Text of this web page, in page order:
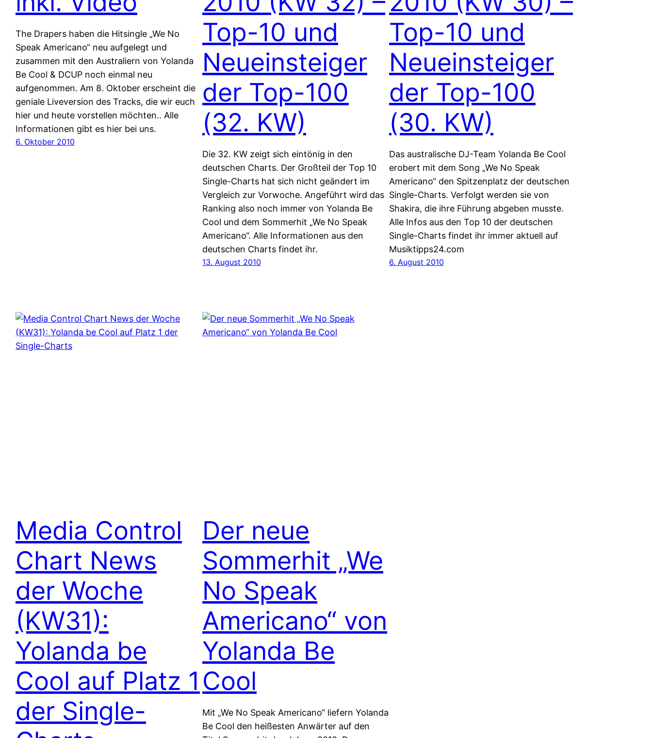
The Drapers haben die Hitsingle „We No
Speak Americano“ neu aufgelegt und
zusammen mit den Australiern von Yolanda
Be Cool & DCUP noch einmal neu
aufgenommen. Am 8. Oktober erscheint die
geniale Liveversion des Tracks, die wir euch
hier und heute vorstellen möchten.. Alle
Informationen gibt es hier bei uns.
6. Oktober 2010
Top-10 und
Neueinsteiger
der Top-100
(32. KW)
Die 32. KW zeigt sich eintönig in den
deutschen Charts. Der Großteil der Top 10
Single-Charts hat sich nicht geändert im
Vergleich zur Vorwoche. Angeführt wird das
Ranking also noch immer von Yolanda Be
Cool und dem Sommerhit „We No Speak
Americano“. Alle Informationen aus den
deutschen Charts findet ihr.
13. August 2010
Top-10 und
Neueinsteiger
der Top-100
(30. KW)
Das australische DJ-Team Yolanda Be Cool
erobert mit dem Song „We No Speak
Americano“ den Spitzenplatz der deutschen
Single-Charts. Verfolgt werden sie von
Shakira, die ihre Führung abgeben musste.
Alle Infos aus den Top 10 der deutschen
Single-Charts findet ihr immer aktuell auf
Musiktipps24.com
6. August 2010
Media Control
Chart News
der Woche
(KW31):
Yolanda be
Cool auf Platz 1
der Single-
Der neue
Sommerhit „We
No Speak
Americano“ von
Yolanda Be
Cool
Mit „We No Speak Americano“ liefern Yolanda
Be Cool den heißesten Anwärter auf den